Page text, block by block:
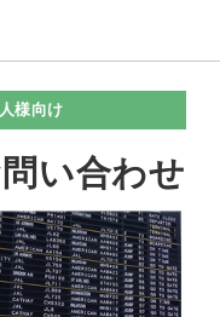
様向け
い合わせ